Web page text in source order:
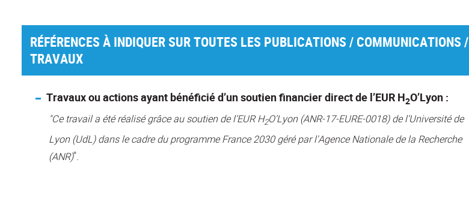
RÉFÉRENCES À INDIQUER SUR TOUTES LES PUBLICATIONS / COMMUNICATIONS /
TRAVAUX
Travaux ou actions ayant bénéficié d’un soutien financier direct de l’EUR H2O’Lyon :
"Ce travail a été réalisé grâce au soutien de l’EUR H2O’Lyon (ANR-17-EURE-0018) de l’Université de
Lyon (UdL) dans le cadre du programme France 2030 géré par l'Agence Nationale de la Recherche
(ANR)".